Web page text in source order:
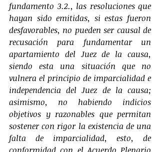
fundamento 3.2., las resoluciones que
hayan sido emitidas, si estas fueron
desfavorables, no pueden ser causal de
recusación para fundamentar un
apartamiento del Juez de la causa,
siendo esta una situación que no
vulnera el principio de imparcialidad e
independencia del Juez de la causa;
asimismo, no habiendo indicios
objetivos y razonables que permitan
sostener con rigor la existencia de una
falta de imparcialidad, esto, de